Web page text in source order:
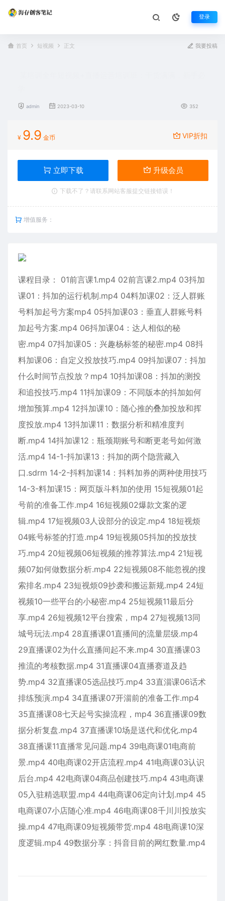
登录
首页 短视频 正文 我要投稿
admin 2023-03-10 352
¥ 9.9 金币 VIP折扣
立即下载 升级会员
下载不了？请联系网站客服提交链接错误！
增值服务：
课程目录： 01前言课1.mp4 02前言课2.mp4 03抖加
课01：抖加的运行机制.mp4 04料加课02：泛人群账
号料加起号方案mp4 05抖加课03：垂直人群账号料
加起号方案.mp4 06抖加课04：达人相似的秘
密.mp4 07抖加课05：兴趣杨标签的秘密.mp4 08抖
料加课06：自定义投放技巧.mp4 09抖加课07：抖加
什么时间节点投放？mp4 10抖加课08：抖加的测投
和追投技巧.mp4 11抖加课09：不同版本的抖加如何
增加预算.mp4 12抖加课10：随心推的叠加投放和挥
度投放.mp4 13抖加课11：数据分析和精准度判
断.mp4 14抖加课12：瓶颈期账号和断更老号如何激
活.mp4 14-1-抖加课13：抖加的两个隐营藏入
口.sdrm 14-2-抖料加课14：抖料加券的两种使用技巧
14-3-料加课15：网页版斗料加的使用 15短视频01起
号前的准备工作.mp4 16短视频02爆款文案的逻
辑.mp4 17短视频03人设部分的设定.mp4 18短视烦
04账号标签的打造.mp4 19短视频05抖加的投放技
巧.mp4 20短视频06短视频的推荐算法.mp4 21短视
频07如何做数据分析.mp4 22短视频08不能忽视的搜
索排名.mp4 23短视烦09抄袭和搬运新规.mp4 24短
视频10一些平台的小秘密.mp4 25短视频11最后分
享.mp4 26短视频12平台搜索，mp4 27短视频13同
城号玩法.mp4 28直播课01直播间的流量层级.mp4
29直播课02为什么直播间起不来.mp4 30直播课03
推流的考核数据.mp4 31直播课04直播赛道及趋
势.mp4 32直播课05选品技巧.mp4 33直淄课06话术
排练预演.mp4 34直播课07开淄前的准备工作.mp4
35直播课08七天起号实操流程，mp4 36直播课09数
据分析复盘.mp4 37直播课10场是送代和优化.mp4
38直播课11直播常见问题.mp4 39电商课01电商前
景.mp4 40电商课02开店流程.mp4 41电商课03认识
后台.mp4 42电商课04商品创建技巧.mp4 43电商课
05入驻精选联盟.mp4 44电商课06定向计划.mp4 45
电商课07小店随心准.mp4 46电商课08千川川投放实
操.mp4 47电商课09短视频带货.mp4 48电商课10深
度逻辑.mp4 49数据分享：抖音目前的网红数量.mp4